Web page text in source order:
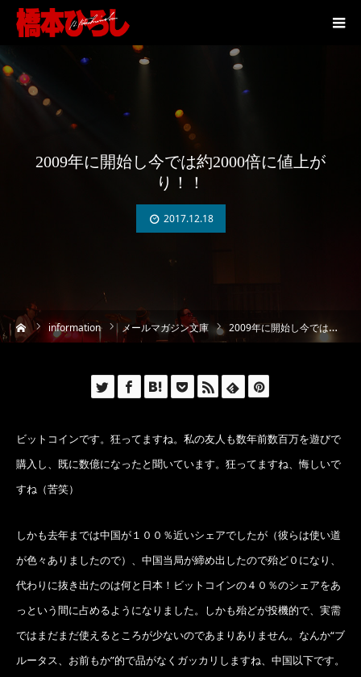
2009年に開始し今では約2000倍に値上が
り！！
2017.12.18
ム information メールマガジン文庫 2009年に開始し今では約2000倍に値上がり！！
ビットコインです。狂ってますね。私の友人も数年前数百万を遊びで
購入し、既に数億になったと聞いています。狂ってますね、悔しいで
すね（苦笑）
しかも去年までは中国が１００％近いシェアでしたが（彼らは使い道
が色々ありましたので）、中国当局が締め出したので殆ど０になり、
代わりに抜き出たのは何と日本！ビットコインの４０％のシェアをあ
っという間に占めるようになりました。しかも殆どが投機的で、実需
ではまだまだ使えるところが少ないのであまりありません。なんか“ブ
ルータス、お前もか”的で品がなくガッカリしますね、中国以下です。